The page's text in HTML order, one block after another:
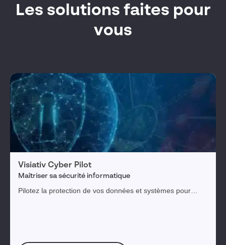
Les solutions faites pour
vous
Visiativ Cyber Pilot
Maîtriser sa sécurité informatique
Pilotez la protection de vos données et systèmes pour